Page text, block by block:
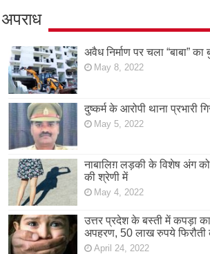
अपराध
अवैध निर्माण पर चला “बाबा”
May 8, 2022
दुष्कर्म के आरोपी थाना प्रभारी
May 5, 2022
नाबालिग़ लड़की के विशेष अंग
की श्रेणी में
May 4, 2022
उत्तर प्रदेश के बस्ती में कपड़ा
अपहरण, 50 लाख रुपये फिरौती
April 24, 2022